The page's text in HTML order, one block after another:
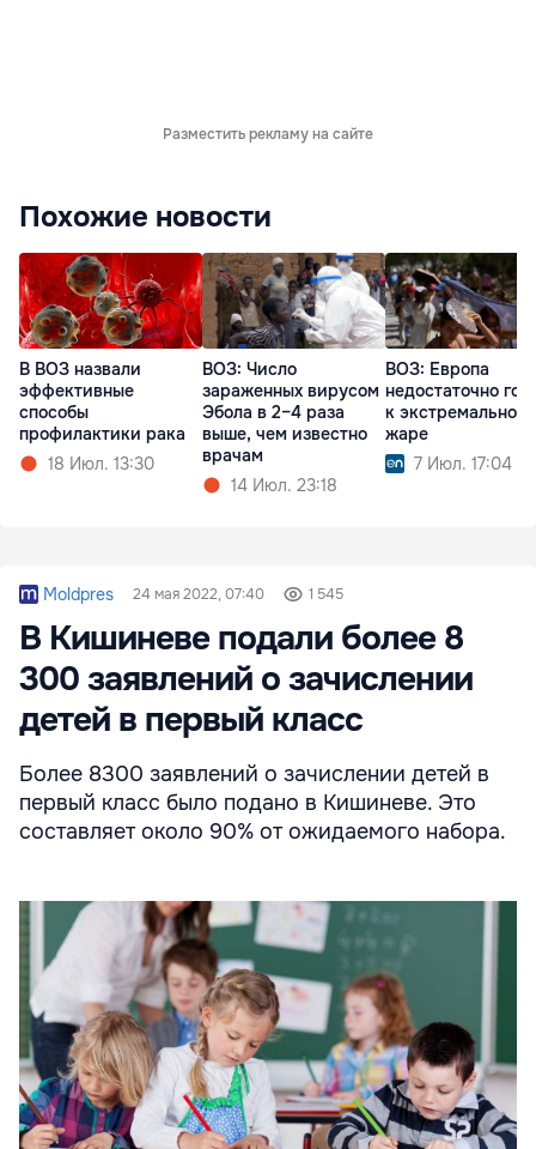
Разместить рекламу на сайте
Похожие новости
В ВОЗ назвали
эффективные
способы
профилактики рака
18 Июл. 13:30
ВОЗ: Число
зараженных вирусом
Эбола в 2–4 раза
выше, чем известно
врачам
14 Июл. 23:18
ВОЗ: Европа
недостаточно
к экстремальной
жаре
7 Июл. 17:04
Moldpres 24 мая 2022, 07:40 1 545
В Кишиневе подали более 8
300 заявлений о зачислении
детей в первый класс
Более 8300 заявлений о зачислении детей в
первый класс было подано в Кишиневе. Это
составляет около 90% от ожидаемого набора.